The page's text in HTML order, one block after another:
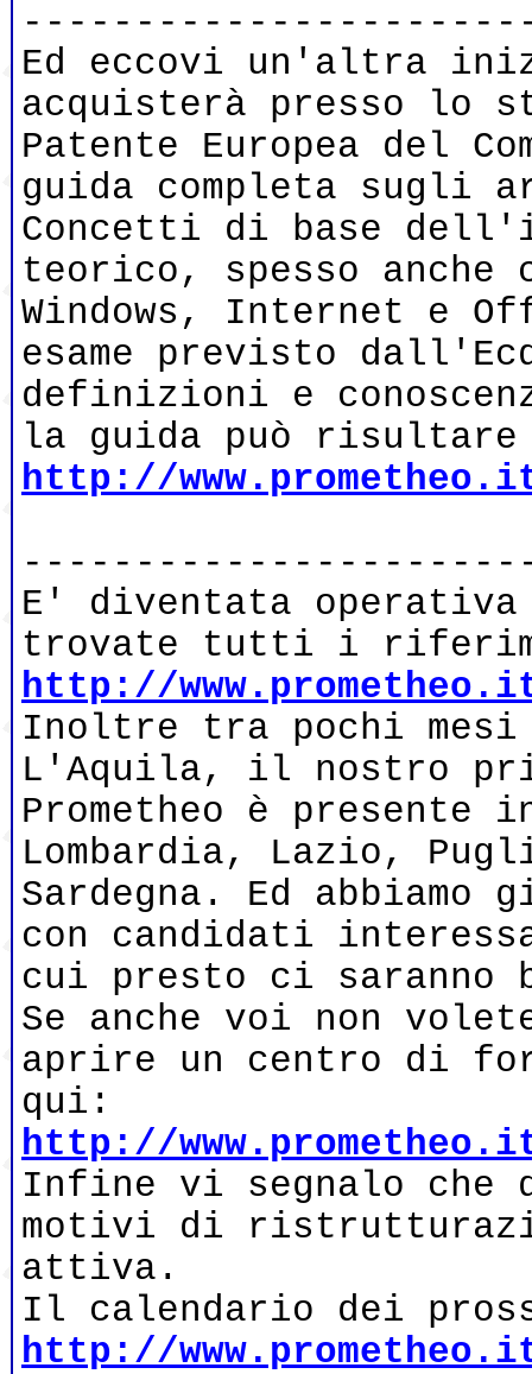
Ed eccovi un'altra
acquisterà presso lo
Patente Europea del
guida completa sugli
Concetti di base
teorico, spesso
Windows, Internet e
esame previsto
definizioni e
la guida può
http://
E' diventata operativa
trovate tutti i
http://
Inoltre tra pochi mesi
L'Aquila, il nostro
Prometheo è
Lombardia, Lazio,
Sardegna. Ed
con candidati
cui presto ci saranno
Se anche voi non
aprire un centro di
qui:
http://
Infine vi segnalo che
motivi di
attiva.
Il calendario dei
http://